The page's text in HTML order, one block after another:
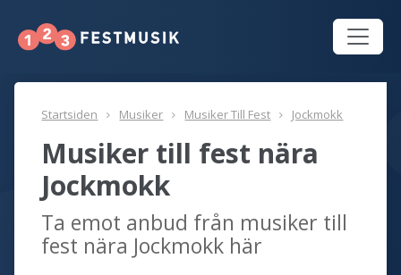
Startsiden Musiker Musiker Till Fest Jockmokk
Musiker till fest nära
Jockmokk
Ta emot anbud från musiker till
fest nära Jockmokk här